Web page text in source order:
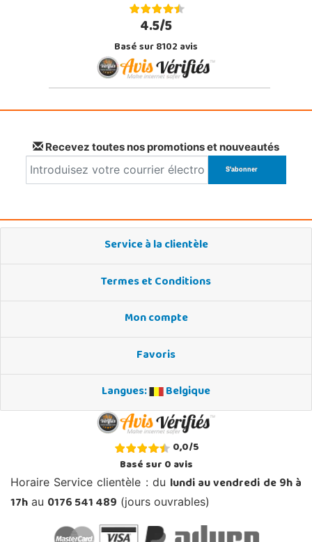
4.5/5
Basé sur 8102 avis
Recevez toutes nos promotions et nouveautés
Service à la clientèle
Termes et Conditions
Mon compte
Favoris
Langues:
Belgique
0,0/5
Basé sur0avis
Horaire Service clientèle : du lundi au vendredi de 9h à
17h au 0176 541 489 (jours ouvrables)